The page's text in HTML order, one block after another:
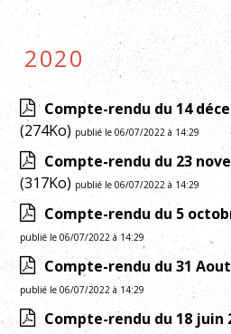
2020
Compte-rendu du 14
(274Ko) publié le 06/07/2022 à 14:29
Compte-rendu du 23
(317Ko) publié le 06/07/2022 à 14:29
Compte-rendu du 5
publié le 06/07/2022 à 14:29
Compte-rendu du 31
publié le 06/07/2022 à 14:29
Compte-rendu du 18 juin